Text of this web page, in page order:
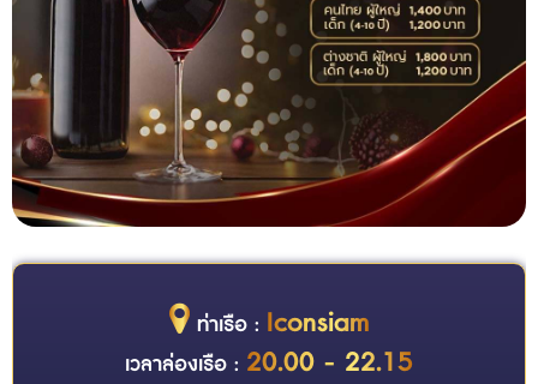
ท่าเรือ : Iconsiam
เวลาล่องเรือ : 20.00 - 22.15